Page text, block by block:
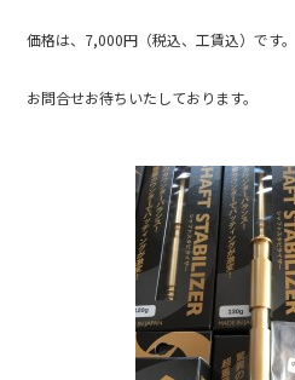
価格は、7,000円（税込、工賃込）です。
お問合せお待ちいたしております。